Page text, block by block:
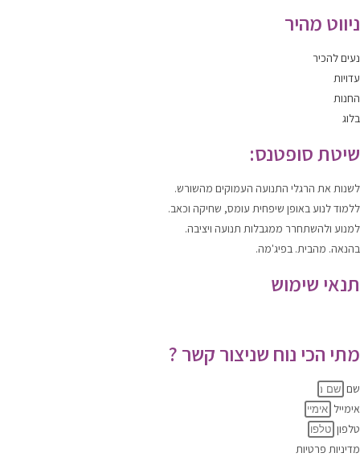
ניווט מהיר
נעים להכיר
עדויות
החנות
בלוג
שיטת סופטנס:
לשנות את הרגלי התנועה העמוקים מהשורש.
ללמודלנועבאופן שיפחית עומס, שחיקה וכאב.
למנוע ולהשתחרר ממגבלות תנועה ויציבה.
בהנאה. מהבית. בפיג'מה.
תנאי שימוש
מתי הכי נוח שניצור קשר ?
שם
אימייל
טלפון
מדיניות פרטיות